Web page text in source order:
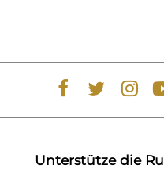
Unterstütze die